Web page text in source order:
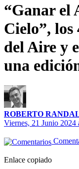
“Ganar el
Cielo”, los
del Aire y
una
ROBERTO
Viernes, 21 Junio 2024
Enlace copiado